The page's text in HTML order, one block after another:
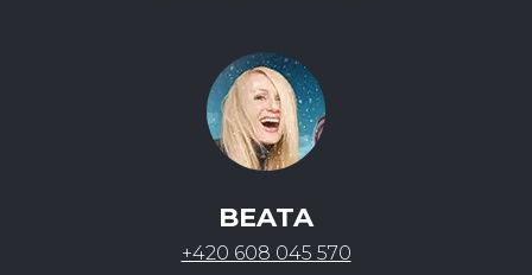
BEATA
+420 608 045 570